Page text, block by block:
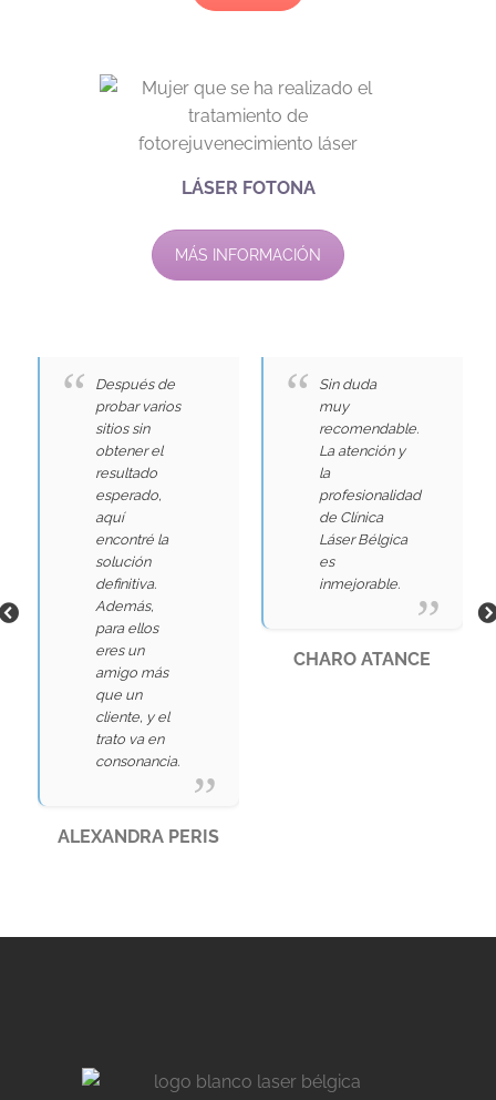
LÁSER FOTONA
MÁS INFORMACIÓN
Después de
probar varios
sitios sin
obtener el
resultado
esperado,
aquí
encontré la
solución
definitiva.
Además,
para ellos
eres un
amigo más
que un
cliente, y el
trato va en
consonancia.
ALEXANDRA PERIS
Sin duda
muy
recomendable.
La atención y
la
profesionalidad
de Clínica
Láser Bélgica
es
inmejorable.
CHARO ATANCE